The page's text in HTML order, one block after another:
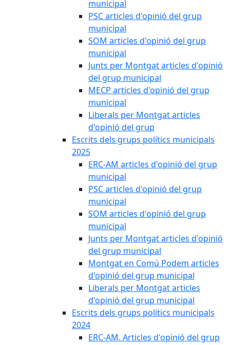
municipal
PSC articles d'opinió del grup
municipal
SOM articles d'opinió del grup
municipal
Junts per Montgat articles d'opinió
del grup municipal
MECP articles d'opinió del grup
municipal
Liberals per Montgat articles
d'opinió del grup
Escrits dels grups polítics municipals
2025
ERC-AM articles d'opinió del grup
municipal
PSC articles d'opinió del grup
municipal
SOM articles d'opinió del grup
municipal
Junts per Montgat articles d'opinió
del grup municipal
Montgat en Comú Podem articles
d'opinió del grup municipal
Liberals per Montgat articles
d'opinió del grup municipal
Escrits dels grups polítics municipals
2024
ERC-AM. Articles d'opinió del grup